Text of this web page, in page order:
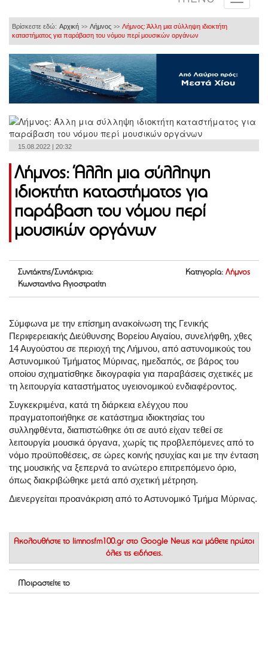
Βρίσκεστε εδώ: Αρχική >> Λήμνος >> Λήμνος: Άλλη μια σύλληψη ιδιοκτήτη
καταστήματος για παράβαση του νόμου περί μουσικών οργάνων
15.08.2022 | 20:32
Λήμνος: Άλλη μια σύλληψη
ιδιοκτήτη καταστήματος για
παράβαση του νόμου περί
μουσικών οργάνων
Συντάκτης/Συντάκτρια:
Κωνσταντίνα Αγιοστρατίτη
Κατηγορία: Λήμνος
Σύμφωνα με την επίσημη ανακοίνωση της Γενικής
Περιφερειακής Διεύθυνσης Βορείου Αιγαίου, συνελήφθη, χθες
14 Αυγούστου σε περιοχή της Λήμνου, από αστυνομικούς του
Αστυνομικού Τμήματος Μύρινας, ημεδαπός, σε βάρος του
οποίου σχηματίσθηκε δικογραφία για παραβάσεις σχετικές με
τη λειτουργία καταστήματος υγειονομικού ενδιαφέροντος.
Συγκεκριμένα, κατά τη διάρκεια ελέγχου που
πραγματοποιήθηκε σε κατάστημα ιδιοκτησίας του
συλληφθέντα, διαπιστώθηκε ότι σε αυτό είχαν τεθεί σε
λειτουργία μουσικά όργανα, χωρίς τις προβλεπόμενες από το
νόμο προϋποθέσεις, σε ώρες κοινής ησυχίας και με την ένταση
της μουσικής να ξεπερνά το ανώτερο επιτρεπόμενο όριο,
όπως διακριβώθηκε μετά από σχετική μέτρηση.
Διενεργείται προανάκριση από το Αστυνομικό Τμήμα Μύρινας.
Ακολουθήστε το limnosfm100.gr στο Google News και μάθετε πρώτοι
όλες τις ειδήσεις.
Μοιραστείτε το